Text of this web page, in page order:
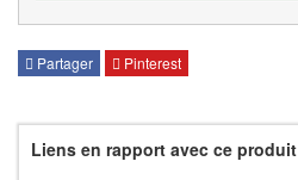
Partager Pinterest
Liens en rapport avec ce produit